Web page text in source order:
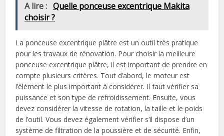
A lire : Quelle ponceuse excentrique Makita
choisir ?
La ponceuse excentrique plâtre est un outil très pratique
pour les travaux de rénovation. Pour choisir la meilleure
ponceuse excentrique plâtre, il est important de prendre en
compte plusieurs critères. Tout d’abord, le moteur est
l’élément le plus important à considérer. Il faut vérifier sa
puissance et son type de refroidissement. Ensuite, vous
devez considérer la vitesse de rotation, la taille et le poids
de l’outil. Vous devez également vérifier s’il dispose d’un
système de filtration de la poussière et de sécurité. Enfin,